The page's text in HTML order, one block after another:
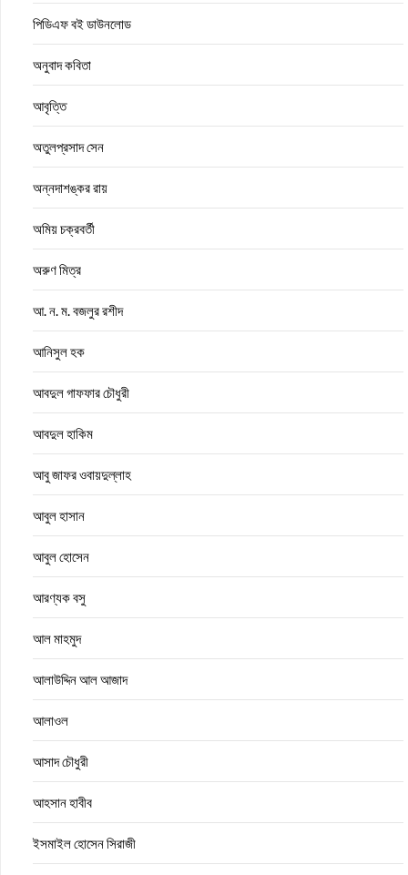
পিডিএফ বই ডাউনলোড
অনুবাদ কবিতা
আবৃত্তি
অতুলপ্রসাদ সেন
অন্নদাশঙ্কর রায়
অমিয় চক্রবর্তী
অরুণ মিত্র
আ. ন. ম. বজলুর রশীদ
আনিসুল হক
আবদুল গাফফার চৌধুরী
আবদুল হাকিম
আবু জাফর ওবায়দুল্লাহ
আবুল হাসান
আবুল হোসেন
আরণ্যক বসু
আল মাহমুদ
আলাউদ্দিন আল আজাদ
আলাওল
আসাদ চৌধুরী
আহসান হাবীব
ইসমাইল হোসেন সিরাজী